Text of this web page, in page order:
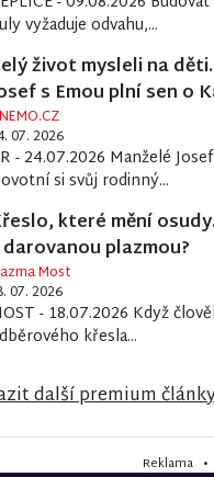
vyžaduje odvahu,...
život mysleli na
s Emou plní sen o
07. 2026
- 24.07.2026 Manželé
si svůj rodinný...
které mění
plazmou?
Most
07. 2026
- 18.07.2026 Když
křesla...
další premium
Reklama •